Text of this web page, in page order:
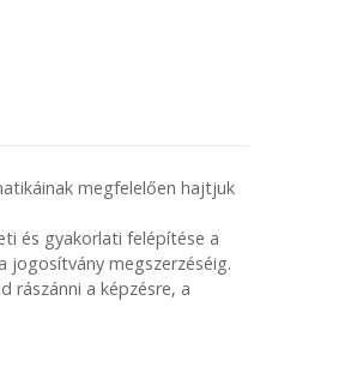
megfelelően hajtjuk
és gyakorlati felépítése a
jogosítvány megszerzéséig.
rászánni a képzésre, a